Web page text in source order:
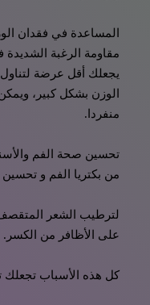
المساعدة في فقدان
مقاومة الرغبة
يجعلك أقل عرضة لتناول
الوزن بشكل كبير،
منفردا.
تحسين صحة الفم
من بكتريا الفم و
لترطيب الشعر
على الأظافر من الكسر.
كل هذه الأسباب تجعلك